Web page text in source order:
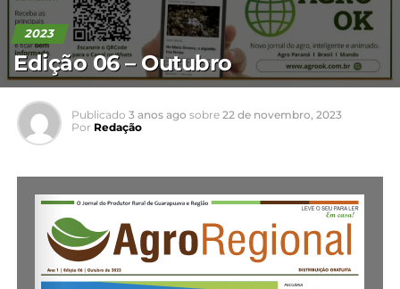
2023
Edição 06 – Outubro
Publicado 3 anos ago sobre 22 de novembro, 2023
Por Redação